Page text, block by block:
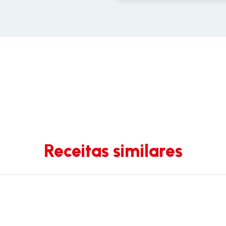
Receitas similares